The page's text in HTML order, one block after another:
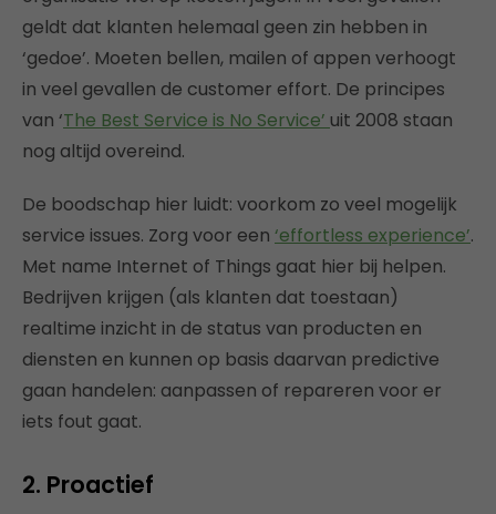
geldt dat klanten helemaal geen zin hebben in
‘gedoe’. Moeten bellen, mailen of appen verhoogt
in veel gevallen de customer effort. De principes
van ‘The Best Service is No Service’ uit 2008 staan
nog altijd overeind.
De boodschap hier luidt: voorkom zo veel mogelijk
service issues. Zorg voor een ‘effortless experience’.
Met name Internet of Things gaat hier bij helpen.
Bedrijven krijgen (als klanten dat toestaan)
realtime inzicht in de status van producten en
diensten en kunnen op basis daarvan predictive
gaan handelen: aanpassen of repareren voor er
iets fout gaat.
2. Proactief